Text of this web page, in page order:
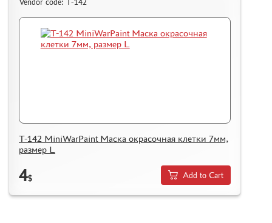
Vendor code: T-142
T-142 MiniWarPaint Маска окрасочная клетки 7мм,
размер L
4$ Add to Cart